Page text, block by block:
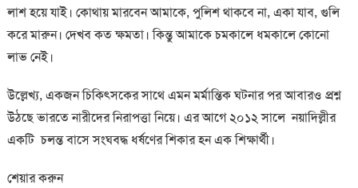
লাশ হয়ে যাই। কোথায় মারবেন আমাকে, পুলিশ থাকবে না, একা যাব, গুলি
করে মারুন। দেখব কত ক্ষমতা। কিন্তু আমাকে চমকালে ধমকালে কোনো
লাভ নেই।
উল্লেখ্য, একজন চিকিৎসকের সাথে এমন মর্মান্তিক ঘটনার পর আবারও প্রশ্ন
উঠছে ভারতে নারীদের নিরাপত্তা নিয়ে। এর আগে ২০১২ সালে নয়াদিল্লীর
একটি চলন্ত বাসে সংঘবদ্ধ ধর্ষণের শিকার হন এক শিক্ষার্থী।
শেয়ার করুন